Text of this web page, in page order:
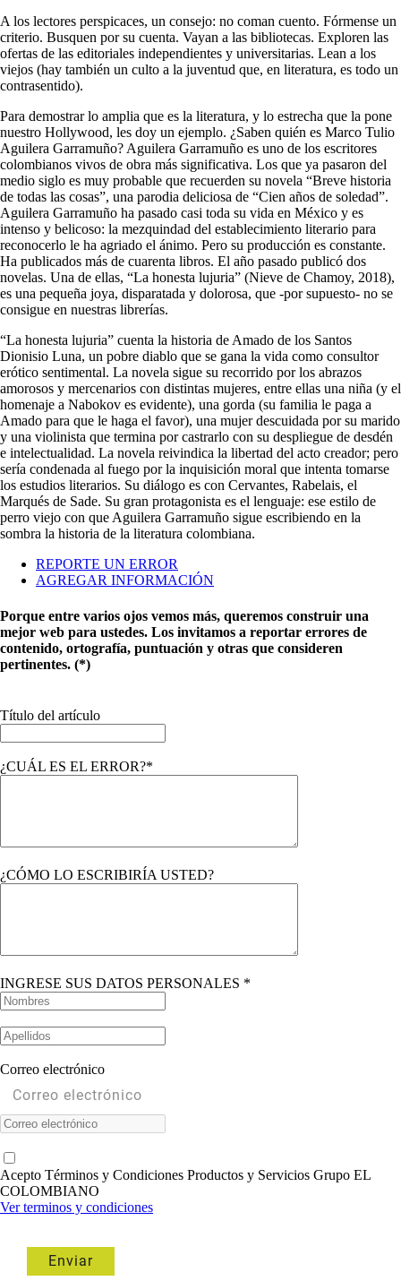
A los lectores perspicaces, un consejo: no coman cuento. Fórmense un
criterio. Busquen por su cuenta. Vayan a las bibliotecas. Exploren las
ofertas de las editoriales independientes y universitarias. Lean a los
viejos (hay también un culto a la juventud que, en literatura, es todo un
contrasentido).
Para demostrar lo amplia que es la literatura, y lo estrecha que la pone
nuestro Hollywood, les doy un ejemplo. ¿Saben quién es Marco Tulio
Aguilera Garramuño? Aguilera Garramuño es uno de los escritores
colombianos vivos de obra más significativa. Los que ya pasaron del
medio siglo es muy probable que recuerden su novela “Breve historia
de todas las cosas”, una parodia deliciosa de “Cien años de soledad”.
Aguilera Garramuño ha pasado casi toda su vida en México y es
intenso y belicoso: la mezquindad del establecimiento literario para
reconocerlo le ha agriado el ánimo. Pero su producción es constante.
Ha publicados más de cuarenta libros. El año pasado publicó dos
novelas. Una de ellas, “La honesta lujuria” (Nieve de Chamoy, 2018),
es una pequeña joya, disparatada y dolorosa, que -por supuesto- no se
consigue en nuestras librerías.
“La honesta lujuria” cuenta la historia de Amado de los Santos
Dionisio Luna, un pobre diablo que se gana la vida como consultor
erótico sentimental. La novela sigue su recorrido por los abrazos
amorosos y mercenarios con distintas mujeres, entre ellas una niña (y el
homenaje a Nabokov es evidente), una gorda (su familia le paga a
Amado para que le haga el favor), una mujer descuidada por su marido
y una violinista que termina por castrarlo con su despliegue de desdén
e intelectualidad. La novela reivindica la libertad del acto creador; pero
sería condenada al fuego por la inquisición moral que intenta tomarse
los estudios literarios. Su diálogo es con Cervantes, Rabelais, el
Marqués de Sade. Su gran protagonista es el lenguaje: ese estilo de
perro viejo con que Aguilera Garramuño sigue escribiendo en la
sombra la historia de la literatura colombiana.
REPORTE UN ERROR
AGREGAR INFORMACIÓN
Porque entre varios ojos vemos más, queremos construir una
mejor web para ustedes. Los invitamos a reportar errores de
contenido, ortografía, puntuación y otras que consideren
pertinentes. (*)
Título del artículo
¿CUÁL ES EL ERROR?*
¿CÓMO LO ESCRIBIRÍA USTED?
INGRESE SUS DATOS PERSONALES *
Correo electrónico
Acepto Términos y Condiciones Productos y Servicios Grupo EL
COLOMBIANO
Ver terminos y condiciones